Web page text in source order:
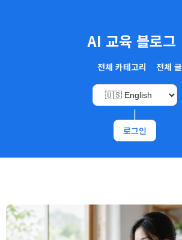
AI 교육 블로그
전체 카테고리 전체 글
|
로그인